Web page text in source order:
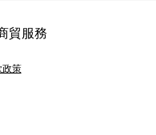
貿服務
策